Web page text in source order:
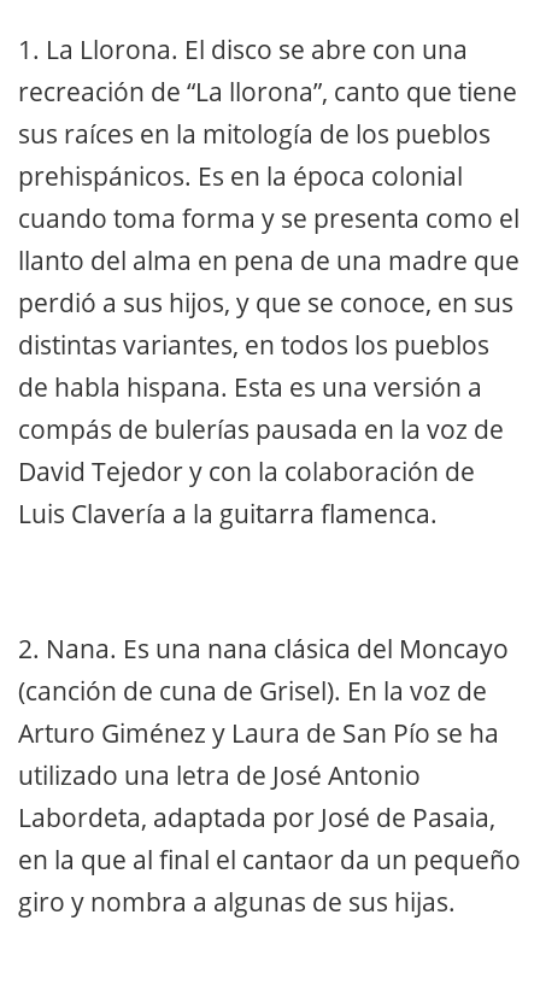
1. La Llorona. El disco se abre con una
recreación de “La llorona”, canto que tiene
sus raíces en la mitología de los pueblos
prehispánicos. Es en la época colonial
cuando toma forma y se presenta como el
llanto del alma en pena de una madre que
perdió a sus hijos, y que se conoce, en sus
distintas variantes, en todos los pueblos
de habla hispana. Esta es una versión a
compás de bulerías pausada en la voz de
David Tejedor y con la colaboración de
Luis Clavería a la guitarra flamenca.
2. Nana. Es una nana clásica del Moncayo
(canción de cuna de Grisel). En la voz de
Arturo Giménez y Laura de San Pío se ha
utilizado una letra de José Antonio
Labordeta, adaptada por José de Pasaia,
en la que al final el cantaor da un pequeño
giro y nombra a algunas de sus hijas.